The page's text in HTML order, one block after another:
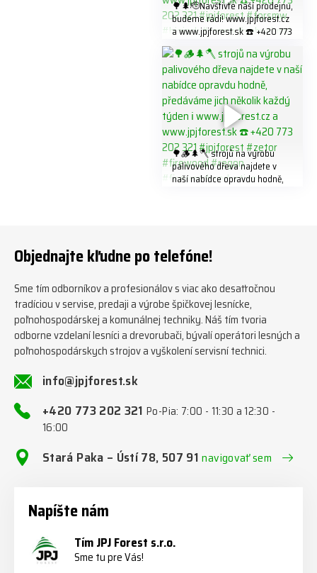
🌳🌲🫡Navštivte naší prodejnu,
budeme rádi! www.jpjforest.cz
a www.jpjforest.sk ☎️ +420 773
202 321 #jpjforest #forsmw
#biojack #regon #vahvajussi
🌳🪵🌲🪓 strojů na výrobu
palivového dřeva najdete v
naší nabídce opravdu hodně,
#firewoodproduction
Objednajte kľudne po telefóne!
Sme tím odborníkov a profesionálov s viac ako desaťročnou
tradíciou v servise, predaji a výrobe špičkovej lesnícke,
poľnohospodárskej a komunálnej techniky. Náš tím tvoria
odborne vzdelaní lesníci a drevorubači, bývalí operátori lesných a
poľnohospodárskych strojov a vyškolení servisní technici.
info@jpjforest.sk
+420 773 202 321Po-Pia: 7:00 - 11:30 a 12:30 -
16:00
Stará Paka – Ústí 78, 507 91navigovať sem
Napíšte nám
Tím JPJ Forest s.r.o.
Sme tu pre Vás!